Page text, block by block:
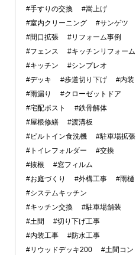
#手すりの交換
#嵩上げ
#室内クリーニング
#サンゲツ
#間口拡張
#リフォーム事例
#フェンス
#キッチンリフォーム
#キッチン
#シンプレオ
#デッキ
#歩道切り下げ
#内装
#雨漏り
#クローゼットドア
#宅配ポスト
#鉄骨解体
#屋根修繕
#渡溝板
#ビルトイン食洗機
#駐車場拡張
#トイレフォルダー
#交換
#抜根
#窓フィルム
#お庭づくり
#外構工事
#雨樋
#システムキッチン
#キッチン交換
#駐車場舗装
#土間
#切り下げ工事
#内装工事
#防水工事
#リウッドデッキ200
#土間コン